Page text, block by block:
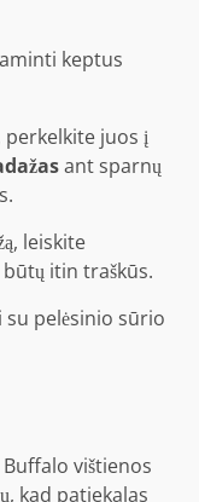
perkelkite juos į
ant sparnų
leiskite
itin traškūs.
vištienos
kad patiekalas